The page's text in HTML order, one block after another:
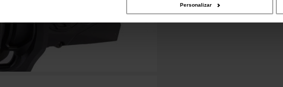
Personalizar